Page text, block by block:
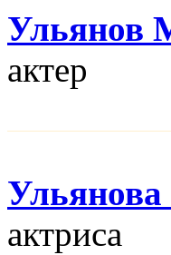
Ульянов
актер
актриса